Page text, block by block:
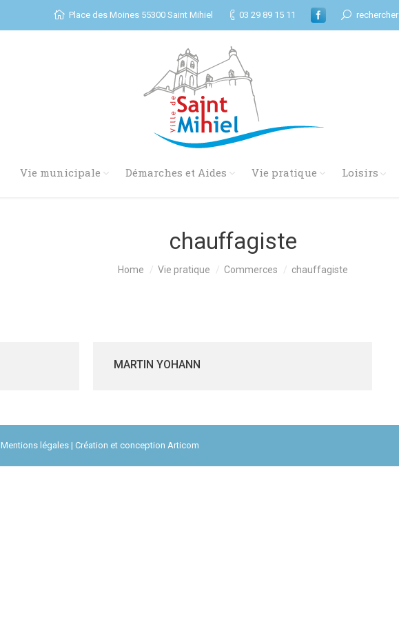
Place des Moines 55300 Saint Mihiel 03 29 89 15 11 rechercher
Vie municipale Démarches et Aides Vie pratique Loisirs
chauffagiste
Home Vie pratique Commerces chauffagiste
MARTIN YOHANN
Mentions légales | Création et conception Articom